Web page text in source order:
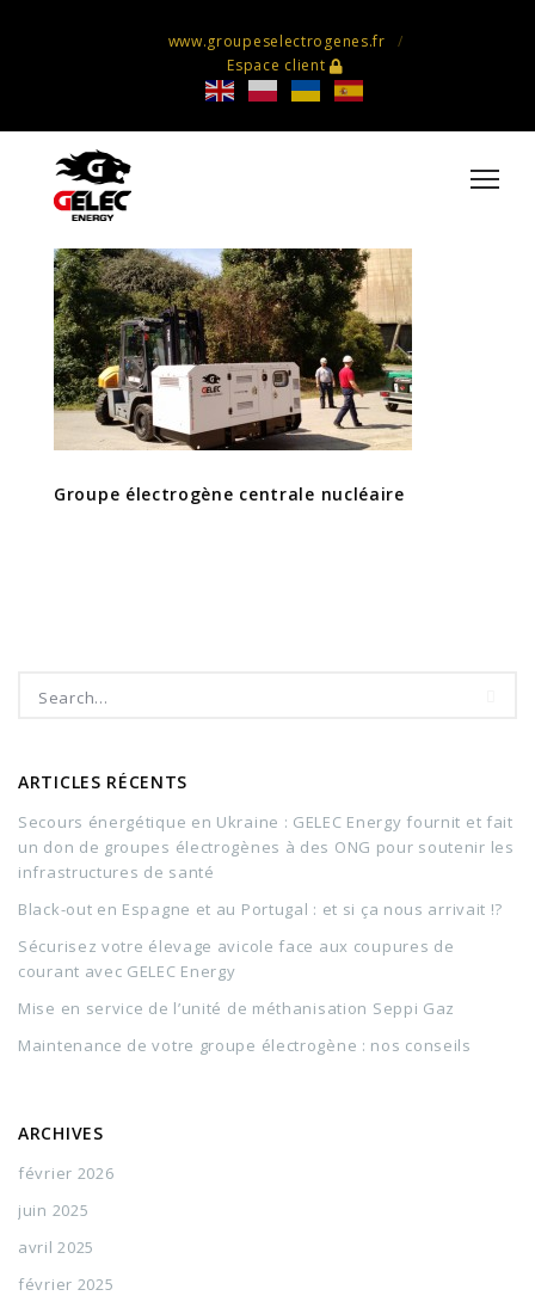
www.groupeselectrogenes.fr
Espace client
Groupe électrogène centrale
nucléaire
Groupe électrogène centrale nucléaire
ARTICLES RÉCENTS
Secours énergétique en Ukraine : GELEC Energy fournit et fait
un don de groupes électrogènes à des ONG pour soutenir les
infrastructures de santé
Black-out en Espagne et au Portugal : et si ça nous arrivait !?
Sécurisez votre élevage avicole face aux coupures de
courant avec GELEC Energy
Mise en service de l’unité de méthanisation Seppi Gaz
Maintenance de votre groupe électrogène : nos conseils
ARCHIVES
février 2026
juin 2025
avril 2025
février 2025